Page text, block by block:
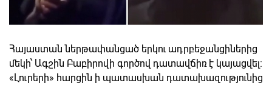
Հայաստան ներթափանցած երկու ադրբեջանցիներից
մեկի՝ Ագշին Բաբիրովի գործով դատավճիռ է կայացվել։
«Լուրերի» հարցին ի պատասխան դատախազությունից